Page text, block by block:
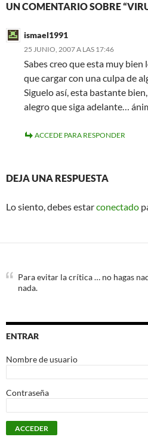
UN COMENTARIO SOBRE
ismael1991
25 JUNIO, 2007 A LAS 17:46
Sabes creo que esta muy
que cargar con una culpa de
Siguelo así, esta bastante
alegro que siga adelante…
ACCEDE PARA RESPONDER
DEJA UNA RESPUESTA
Lo siento, debes estarconectado
Para evitar la crítica … no hagas
nada.
ENTRAR
Nombre de usuario
Contraseña